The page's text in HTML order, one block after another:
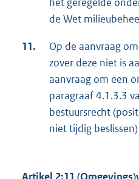
het geregelde
de Wet
11.
Op de aanvraag
zover deze niet is
aanvraag om een
paragraaf 4.1.3.3
bestuursrecht
niet tijdig